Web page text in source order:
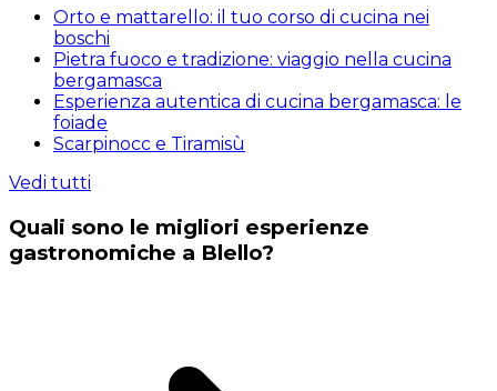
Orto e mattarello: il tuo corso di cucina nei
boschi
Pietra fuoco e tradizione: viaggio nella cucina
bergamasca
Esperienza autentica di cucina bergamasca: le
foiade
Scarpinocc e Tiramisù
Vedi tutti
Quali sono le migliori esperienze
gastronomiche a Blello?